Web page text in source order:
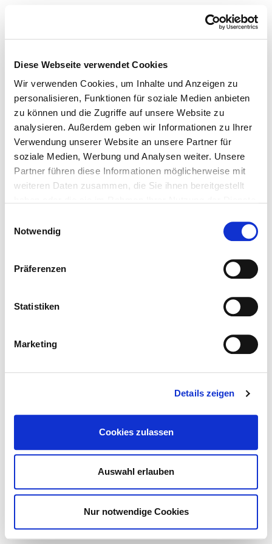
Diese Webseite verwendet Cookies
Wir verwenden Cookies, um Inhalte und Anzeigen zu
personalisieren, Funktionen für soziale Medien anbieten
zu können und die Zugriffe auf unsere Website zu
analysieren. Außerdem geben wir Informationen zu Ihrer
Verwendung unserer Website an unsere Partner für
soziale Medien, Werbung und Analysen weiter. Unsere
Partner führen diese Informationen möglicherweise mit
weiteren Daten zusammen, die Sie ihnen bereitgestellt
Notwendig
Präferenzen
Statistiken
Marketing
Details zeigen
Cookies zulassen
Auswahl erlauben
Nur notwendige Cookies